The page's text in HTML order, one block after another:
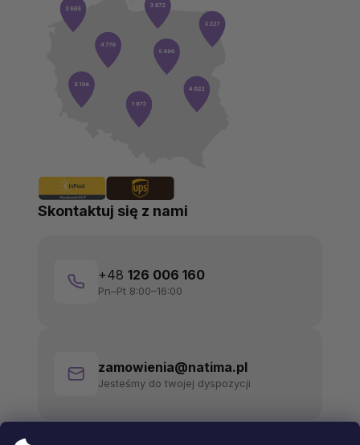
Skontaktuj się z nami
+48 126 006 160
Pn–Pt 8:00–16:00
zamowienia@natima.pl
Jesteśmy do twojej dyspozycji